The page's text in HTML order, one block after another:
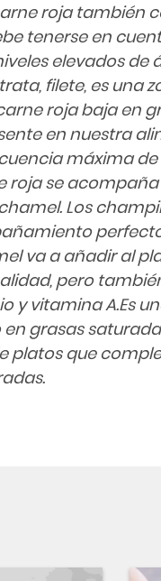
carne roja también
tenerse en
elevados de
filete, es una
roja baja en
en nuestra
máxima de
roja se
Los
va a añadir al
pero
y vitamina A.Es
grasas
platos que